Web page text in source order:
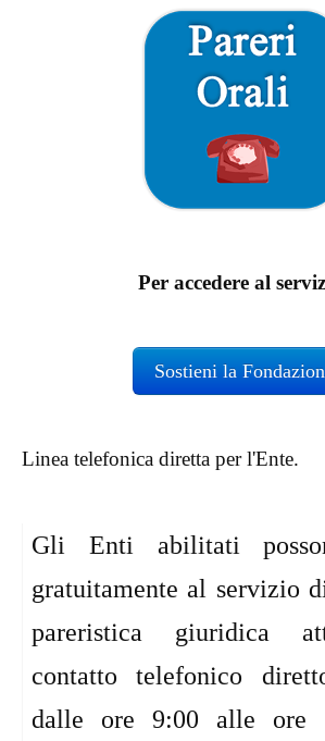
Per accedere al
Sostieni la
Linea telefonica diretta per l'Ente.
Gli Enti abilitati
gratuitamente al servizio
pareristica giuridica
contatto telefonico
dalle ore 9:00 alle ore